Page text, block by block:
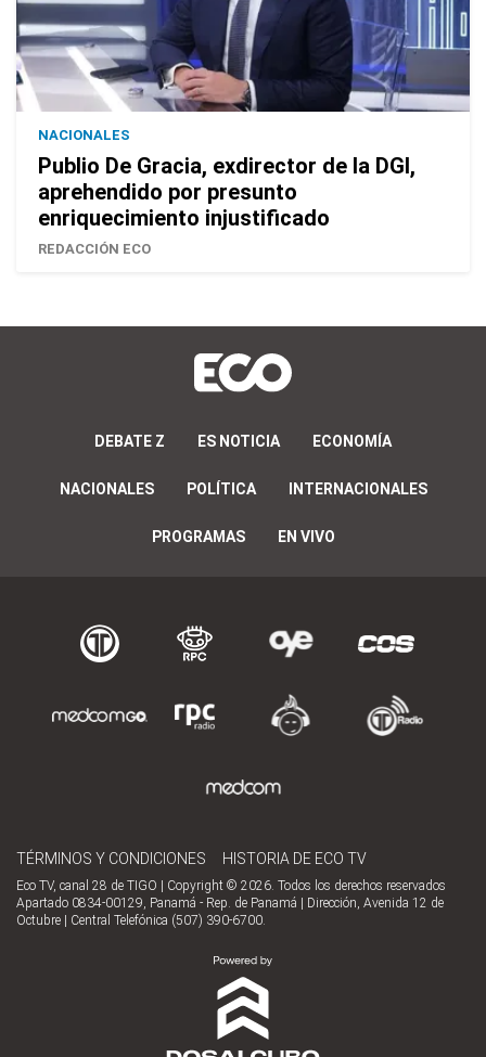
NACIONALES
Publio De Gracia, exdirector de la DGI,
aprehendido por presunto
enriquecimiento injustificado
REDACCIÓN ECO
DEBATE Z ES NOTICIA ECONOMÍA
NACIONALES POLÍTICA INTERNACIONALES
PROGRAMAS EN VIVO
TÉRMINOS Y CONDICIONES HISTORIA DE ECO TV
Eco TV, canal 28 de TIGO | Copyright © 2026. Todos los derechos reservados
Apartado 0834-00129, Panamá - Rep. de Panamá | Dirección, Avenida 12 de
Octubre | Central Telefónica (507) 390-6700.